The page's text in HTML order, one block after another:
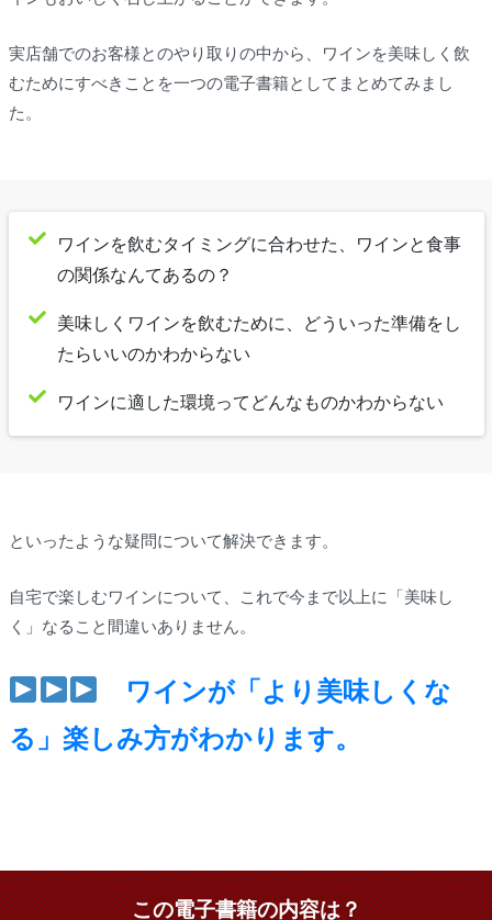
実店舗でのお客様とのやり取りの中から、ワインを美味しく飲
むためにすべきことを一つの電子書籍としてまとめてみまし
た。
ワインを飲むタイミングに合わせた、ワインと食事
の関係なんてあるの？
美味しくワインを飲むために、どういった準備をし
たらいいのかわからない
ワインに適した環境ってどんなものかわからない
といったような疑問について解決できます。
自宅で楽しむワインについて、これで今まで以上に「美味し
く」なること間違いありません。
ワインが「より美味しくな
る」楽しみ方がわかります。
この電子書籍の内容は？